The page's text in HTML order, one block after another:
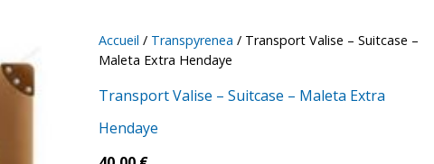
Accueil / Transpyrenea / Transport Valise – Suitcase –
Maleta Extra Hendaye
Transport Valise – Suitcase – Maleta Extra
Hendaye